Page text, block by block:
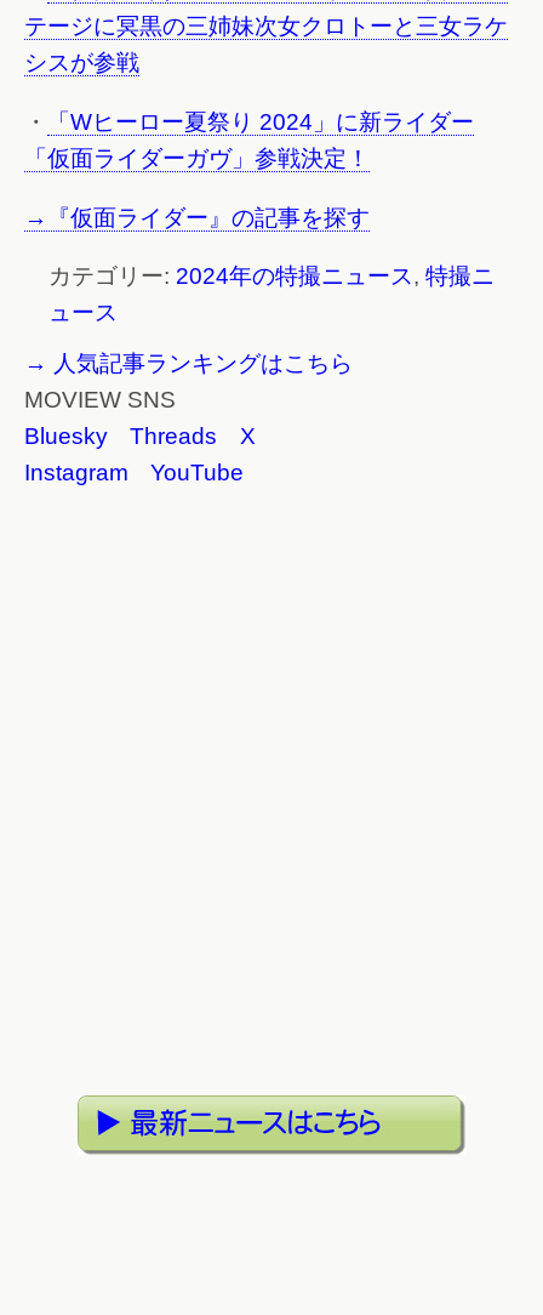
テージに冥黒の三姉妹次女クロトーと三女ラケ
シスが参戦
・
「Wヒーロー夏祭り 2024」に新ライダー
「仮面ライダーガヴ」参戦決定！
→『仮面ライダー』の記事を探す
カテゴリー: 2024年の特撮ニュース, 特撮ニ
ュース
→ 人気記事ランキングはこちら
MOVIEW SNS
Bluesky
Threads
X
Instagram
YouTube